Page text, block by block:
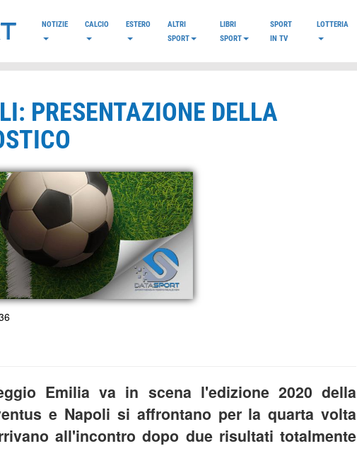
NOTIZIE CALCIO ESTERO
ALTRI
SPORT
LIBRI
SPORT
SPORT
IN TV
LOTTERIA
PRESENTAZIONE DELLA
Emilia va in scena l'edizione 2020 della
e Napoli si affrontano per la quarta volta
all'incontro dopo due risultati totalmente